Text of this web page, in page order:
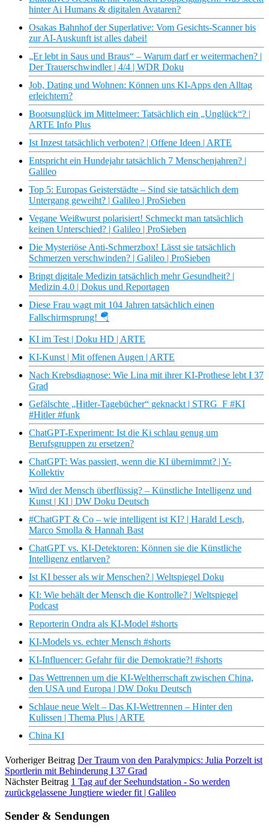
hinter Ai Humans & digitalen Avataren?
Osakas Bahnhof der Superlative: Vom Gesichts-Scanner bis
zur AI-Auskunft ist alles dabei!
„Er lebt in Saus und Braus“ – Warum darf er weitermachen? |
Der Trauerschwindler | 4/4 | WDR Doku
Job, Dating und Wohnen: Können uns KI-Apps den Alltag
erleichtern?
Bootsunglück im Mittelmeer: Tatsächlich ein „Unglück“? |
ARTE Info Plus
Ist Inzest tatsächlich verboten? | Offene Ideen | ARTE
Entspricht ein Hundejahr tatsächlich 7 Menschenjahren? |
Galileo
Top 5: Europas Geisterstädte – Sind sie tatsächlich dem
Untergang geweiht? | Galileo | ProSieben
Vegane Weißwurst polarisiert! Schmeckt man tatsächlich
keinen Unterschied? | Galileo | ProSieben
Die Mysteriöse Anti-Schmerzbox! Lässt sie tatsächlich
Schmerzen verschwinden? | Galileo | ProSieben
Bringt digitale Medizin tatsächlich mehr Gesundheit? |
Medizin 4.0 | Dokus und Reportagen
Diese Frau wagt mit 104 Jahren tatsächlich einen
Fallschirmsprung! 🪂
KI im Test | Doku HD | ARTE
KI-Kunst | Mit offenen Augen | ARTE
Nach Krebsdiagnose: Wie Lina mit ihrer KI-Prothese lebt I 37
Grad
Gefälschte „Hitler-Tagebücher“ geknackt | STRG_F #KI
#Hitler #funk
ChatGPT-Experiment: Ist die Ki schlau genug um
Berufsgruppen zu ersetzen?
ChatGPT: Was passiert, wenn die KI übernimmt? | Y-
Kollektiv
Wird der Mensch überflüssig? – Künstliche Intelligenz und
Kunst | KI | DW Doku Deutsch
#ChatGPT & Co – wie intelligent ist KI? | Harald Lesch,
Marco Smolla & Hannah Bast
ChatGPT vs. KI-Detektoren: Können sie die Künstliche
Intelligenz entlarven?
Ist KI besser als wir Menschen? | Weltspiegel Doku
KI: Wie behält der Mensch die Kontrolle? | Weltspiegel
Podcast
Reporterin Ondra als KI-Model #shorts
KI-Models vs. echter Mensch #shorts
KI-Influencer: Gefahr für die Demokratie?! #shorts
Das Wettrennen um die KI-Weltherrschaft zwischen China,
den USA und Europa | DW Doku Deutsch
Schlaue neue Welt – Das KI-Wettrennen – Hinter den
Kulissen | Thema Plus | ARTE
China KI
Vorheriger Beitrag Der Traum von den Paralympics: Julia Porzelt ist
Sportlerin mit Behinderung I 37 Grad
Nächster Beitrag 1 Tag auf der Seehundstation - So werden
zurückgelassene Jungtiere wieder fit | Galileo
Sender & Sendungen